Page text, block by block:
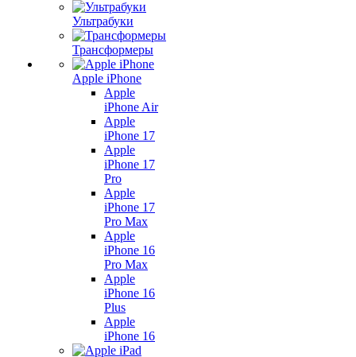
Ультрабуки
Трансформеры
Apple iPhone
Apple
iPhone Air
Apple
iPhone 17
Apple
iPhone 17
Pro
Apple
iPhone 17
Pro Max
Apple
iPhone 16
Pro Max
Apple
iPhone 16
Plus
Apple
iPhone 16